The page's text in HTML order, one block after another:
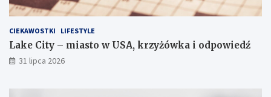
CIEKAWOSTKI LIFESTYLE
Lake City – miasto w USA, krzyżówka i odpowiedź
31 lipca 2026